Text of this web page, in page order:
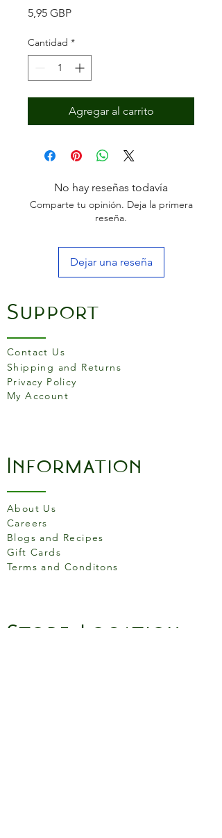
5,95 GBPPrecio
Cantidad *
Agregar al carrito
No hay reseñas todavía
Comparte tu opinión. Deja la primera
reseña.
Dejar una reseña
Support
Contact Us
Shipping and Returns
Privacy Policy
My Account
Information
About Us
Careers
Blogs and Recipes
Gift Cards
Terms and Conditons
Store Location